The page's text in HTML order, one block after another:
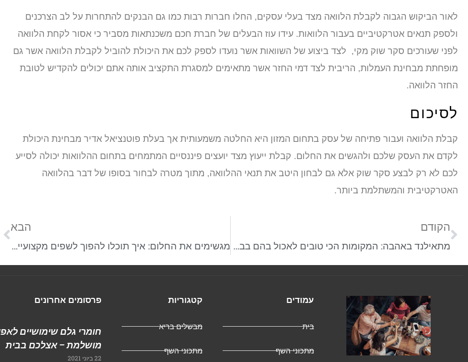
לאור הביקוש הגבוה לקבלת הלוואה מצד בעלי עסקים, החלו חברות רבות כמו גם הבנקים להתחרות על לב הצרכנים
ולספק תנאים אטרקטיביים בעבור הלוואות. עידו עוז הבעלים של חברת חכם משכנתאות מסביר כי אסור לקחת הלוואה
לפני שעורכים סקר שוק מקי, לצד ביצוע של השוואות אשר נועדו לספק לכם את היכולת להוביל לקבלת הלוואה אשר גם
מופחתת מבחינת העמלות, הריבית לצד דמי החזר אשר מתאימים למסגרת התקציב אותה אתם יכולים להקדיש לטובת
החזר הלוואה.
לסיכום
קבלת הלוואה ועבור פתיחה של עסק בתחום המזון היא החלטה משמעותית אך בעלת פוטנציאל אדיר מבחינת היכולת
לקדם את העסק שלכם ולהגשים את החלום. קבלת ייעוץ מצד יועצים פיננסיים המתמחים בתחום ההלוואות יכולה לסייע
לכם לא רק לבצע סקר שוק אלא גם לבחון היטב את תנאי ההלוואה, מתוך מטרה לבחור בסופו של דבר בהלוואה
האטרקטיבית והמשתלמת ביותר.
הקודם
מתאילנד באהבה: המקומות הכי טובים לאכול בהם בבנגקוק
הבא
מגשימים את החלום: איך תוכלו להפוך לשפים מקצועיים?
עמודים
בית
מתכוני השף
קטגוריות
מבשלים בריא
מתכוני השף
פרסומים אחרונים
חומרי גלם שימושיים
מושלמת – אצלכם בבית
22 ביוני 2021